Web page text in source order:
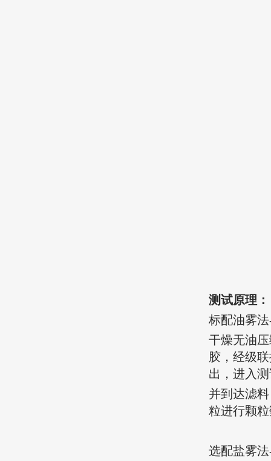
测试原理：
标配油雾
干燥无油
胶，经级
出，进入
并到达滤
粒进行颗
选配盐雾